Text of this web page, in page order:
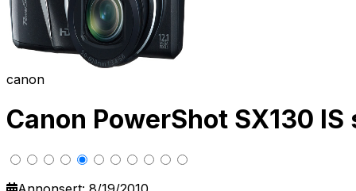
canon
Canon PowerShot SX130